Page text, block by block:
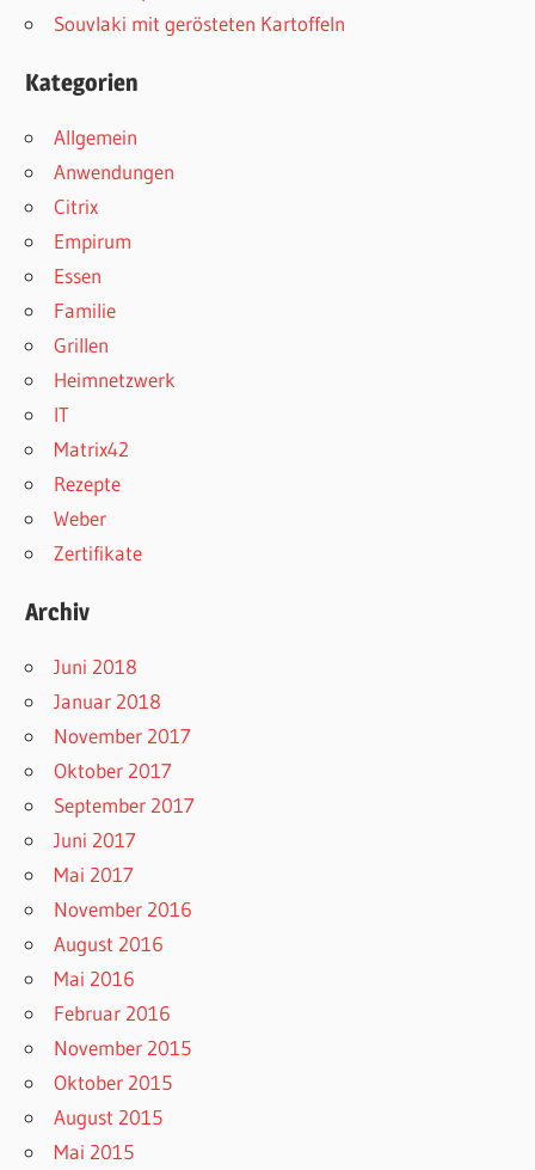
Souvlaki mit gerösteten Kartoffeln
Kategorien
Allgemein
Anwendungen
Citrix
Empirum
Essen
Familie
Grillen
Heimnetzwerk
IT
Matrix42
Rezepte
Weber
Zertifikate
Archiv
Juni 2018
Januar 2018
November 2017
Oktober 2017
September 2017
Juni 2017
Mai 2017
November 2016
August 2016
Mai 2016
Februar 2016
November 2015
Oktober 2015
August 2015
Mai 2015